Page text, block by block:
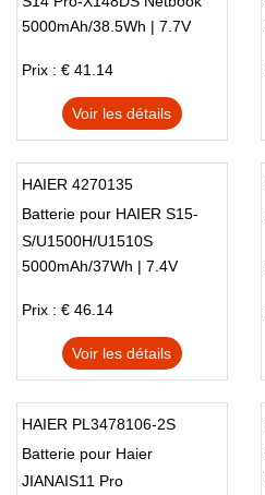
5000mAh/38.5Wh | 7.7V
Prix : € 41.14
Voir les détails
HAIER 4270135
Batterie pour HAIER S15-
S/U1500H/U1510S
5000mAh/37Wh | 7.4V
Prix : € 46.14
Voir les détails
HAIER PL3478106-2S
Batterie pour Haier
JIANAIS11 Pro